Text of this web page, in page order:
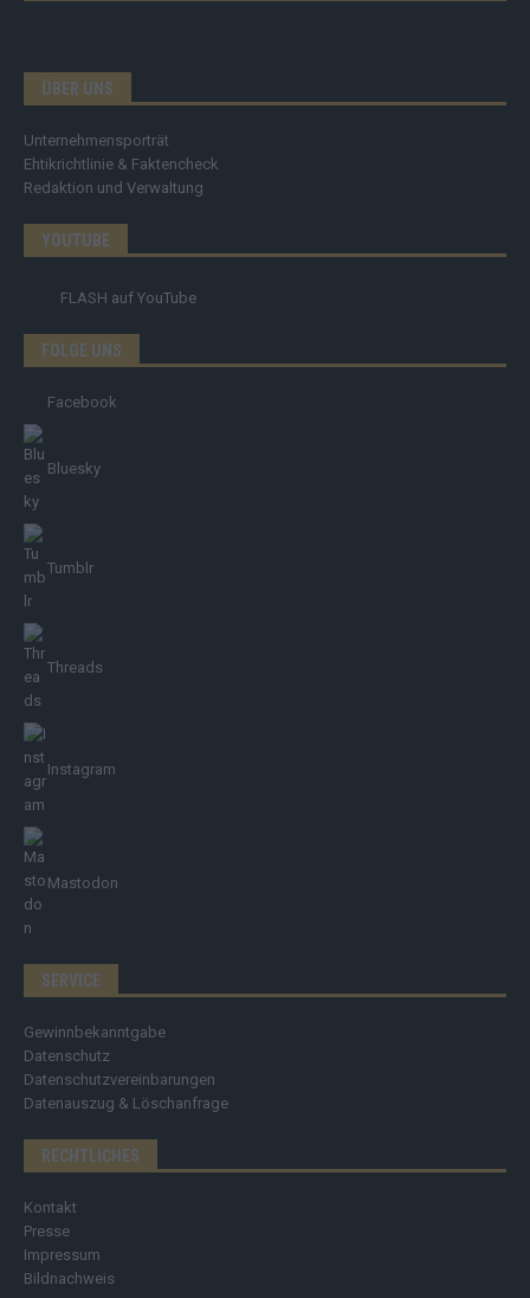
ÜBER UNS
Unternehmensporträt
Ehtikrichtlinie & Faktencheck
Redaktion und Verwaltung
YOUTUBE
FLASH auf YouTube
FOLGE UNS
Facebook
Bluesky
Tumblr
Threads
Instagram
Mastodon
SERVICE
Gewinnbekanntgabe
Datenschutz
Datenschutzvereinbarungen
Datenauszug & Löschanfrage
RECHTLICHES
Kontakt
Presse
Impressum
Bildnachweis